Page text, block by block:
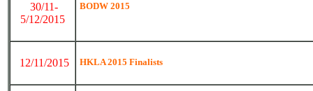
30/11-
5/12/2015
BODW 2015
12/11/2015 HKLA 2015 Finalists